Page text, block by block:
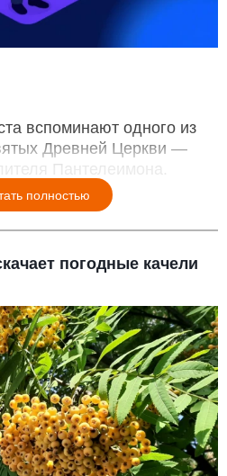
вспоминают одного из
Древней Церкви —
Пантелеимона.
полностью
погодные качели